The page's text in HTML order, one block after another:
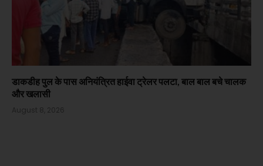
डाकडीह पुल के पास अनियंत्रित हाईवा ट्रेलर पलटा, बाल बाल बचे चालक
और खलासी
August 8, 2026